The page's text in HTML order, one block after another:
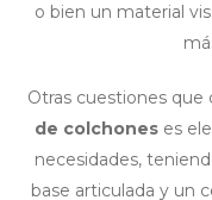
o bien un material
Otras cuestiones
de colchones es
necesidades,
base articulada y un